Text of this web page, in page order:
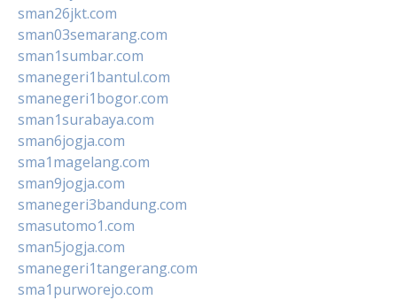
sman26jkt.com
sman03semarang.com
sman1sumbar.com
smanegeri1bantul.com
smanegeri1bogor.com
sman1surabaya.com
sman6jogja.com
sma1magelang.com
sman9jogja.com
smanegeri3bandung.com
smasutomo1.com
sman5jogja.com
smanegeri1tangerang.com
sma1purworejo.com